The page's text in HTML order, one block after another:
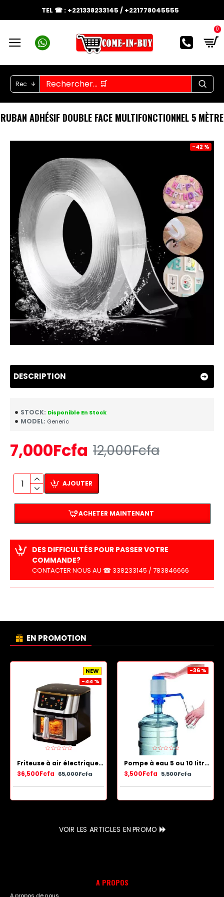
TEL ☎ : +221338233145 / +221778045555
0
Rec
RUBAN ADHÉSIF DOUBLE FACE MULTIFONCTIONNEL 5 MÈTRE
-42 %
DESCRIPTION
STOCK: Disponible En Stock
MODEL: Generic
7,000Fcfa 12,000Fcfa
AJOUTER
ACHETER MAINTENANT
DES DIFFICULTÉS POUR PASSER VOTRE
COMMANDE?
CONTACTER NOUS AU ☎ 338233145 / 783846666
EN PROMOTION
NEW
-44 %
Friteuse à air électrique en acier inoxydable avec panier antiadhésif 13.5 L
36,500Fcfa 65,000Fcfa
-36 %
Pompe à eau 5 ou 10 litres - Bleu Blanc
3,500Fcfa 5,500Fcfa
VOIR LES ARTICLES EN PROMO
A PROPOS